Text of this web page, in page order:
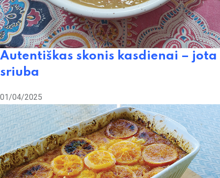
Autentiškas skonis kasdienai – jota
sriuba
01/04/2025